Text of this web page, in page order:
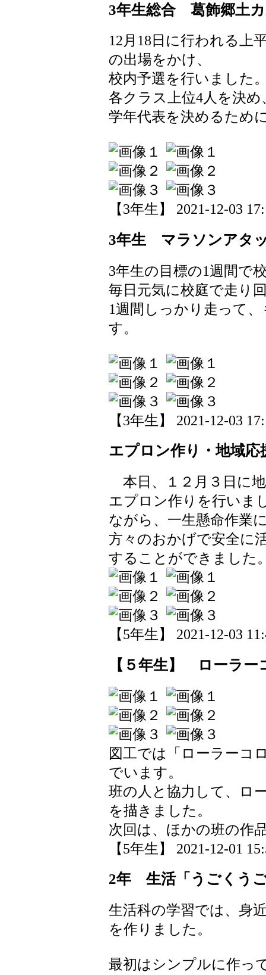
3年生総合 葛飾郷土
12月18日に行われる上
の出場をかけ、
校内予選を行いました
各クラス上位4人を決め
学年代表を決めるため
【3年生】 2021-12-03
3年生 マラソンアタ
3年生の目標の1週間で
毎日元気に校庭で走り
1週間しっかり走って
す。
【3年生】 2021-12-03
エプロン作り・地域応
本日、１２月３日に
エプロン作りを行いま
ながら、一生懸命作業
方々のおかげで安全に
することができました
【5年生】 2021-12-03
【５年生】 ローラー
図工では「ローラーコ
でいます。
班の人と協力して、ロ
を描きました。
次回は、ほかの班の作
【5年生】 2021-12-01
2年 生活「うごくう
生活科の学習では、身
を作りました。
最初はシンプルに作っ